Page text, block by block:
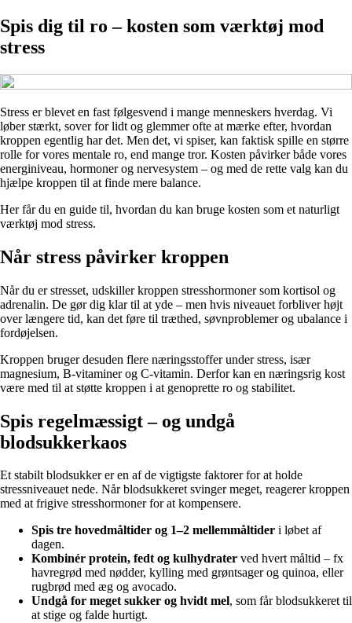
Spis dig til ro – kosten som værktøj mod
stress
Stress er blevet en fast følgesvend i mange menneskers hverdag. Vi
løber stærkt, sover for lidt og glemmer ofte at mærke efter, hvordan
kroppen egentlig har det. Men det, vi spiser, kan faktisk spille en større
rolle for vores mentale ro, end mange tror. Kosten påvirker både vores
energiniveau, hormoner og nervesystem – og med de rette valg kan du
hjælpe kroppen til at finde mere balance.
Her får du en guide til, hvordan du kan bruge kosten som et naturligt
værktøj mod stress.
Når stress påvirker kroppen
Når du er stresset, udskiller kroppen stresshormoner som kortisol og
adrenalin. De gør dig klar til at yde – men hvis niveauet forbliver højt
over længere tid, kan det føre til træthed, søvnproblemer og ubalance i
fordøjelsen.
Kroppen bruger desuden flere næringsstoffer under stress, især
magnesium, B-vitaminer og C-vitamin. Derfor kan en næringsrig kost
være med til at støtte kroppen i at genoprette ro og stabilitet.
Spis regelmæssigt – og undgå
blodsukkerkaos
Et stabilt blodsukker er en af de vigtigste faktorer for at holde
stressniveauet nede. Når blodsukkeret svinger meget, reagerer kroppen
med at frigive stresshormoner for at kompensere.
Spis tre hovedmåltider og 1–2 mellemmåltider i løbet af
dagen.
Kombinér protein, fedt og kulhydrater ved hvert måltid – fx
havregrød med nødder, kylling med grøntsager og quinoa, eller
rugbrød med æg og avocado.
Undgå for meget sukker og hvidt mel, som får blodsukkeret til
at stige og falde hurtigt.